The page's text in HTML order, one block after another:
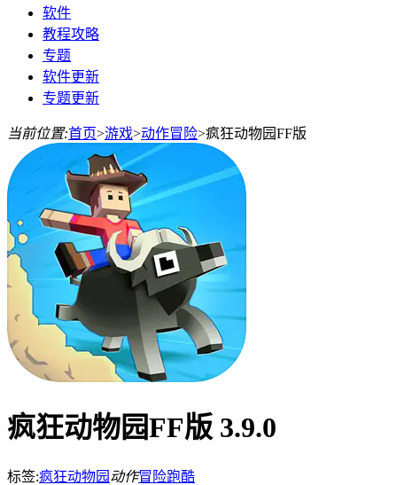
软件
教程攻略
专题
软件更新
专题更新
当前位置:首页>游戏>动作冒险>疯狂动物园FF版
疯狂动物园FF版 3.9.0
标签:疯狂动物园 动作冒险跑酷